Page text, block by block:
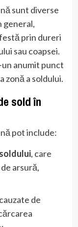
sunt diverse
general,
prin dureri
sau coapsei.
anumit punct
zonă a soldului.
sold în
pot include:
, care
arsură,
de